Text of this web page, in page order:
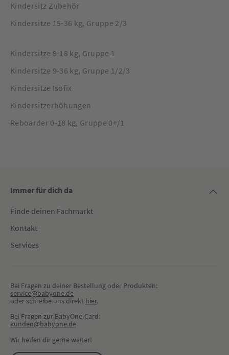
Kindersitz Zubehör
Kindersitze 15-36 kg, Gruppe 2/3
Kindersitze 9-18 kg, Gruppe 1
Kindersitze 9-36 kg, Gruppe 1/2/3
Kindersitze Isofix
Kindersitzerhöhungen
Reboarder 0-18 kg, Gruppe 0+/1
Immer für dich da
Finde deinen Fachmarkt
Kontakt
Services
Bei Fragen zu deiner Bestellung oder Produkten:
service@babyone.de
oder schreibe uns direkt hier.
Bei Fragen zur BabyOne-Card:
kunden@babyone.de
Wir helfen dir gerne weiter!